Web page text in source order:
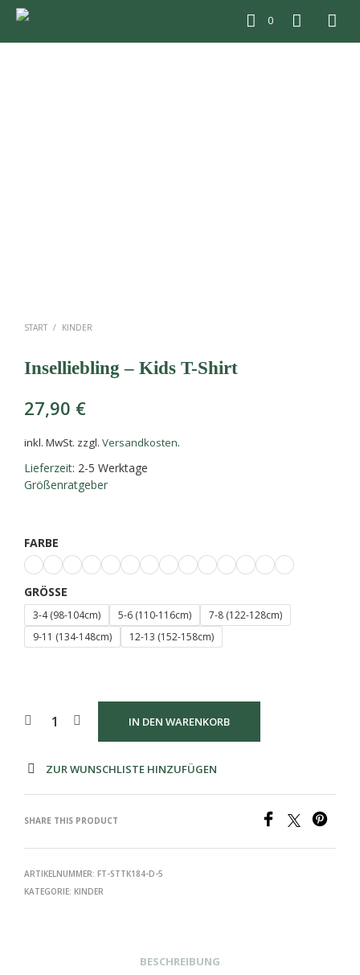
0
START / KINDER
Inselliebling – Kids T-Shirt
27,90 €
inkl. MwSt. zzgl. Versandkosten.
Lieferzeit: 2-5 Werktage
Größenratgeber
FARBE
GRÖSSE
3-4 (98-104cm) 5-6 (110-116cm)
7-8 (122-128cm)
9-11 (134-148cm)
12-13 (152-158cm)
IN DEN WARENKORB
ZUR WUNSCHLISTE HINZUFÜGEN
SHARE THIS PRODUCT
ARTIKELNUMMER: FT-STTK184-D-5
KATEGORIE: KINDER
BESCHREIBUNG